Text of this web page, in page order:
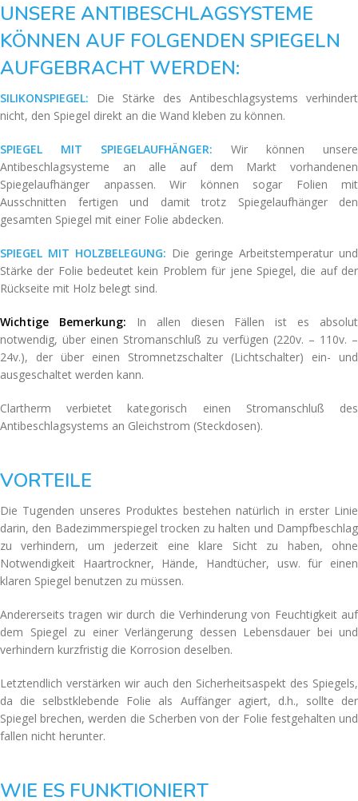
UNSERE ANTIBESCHLAGSYSTEME
KÖNNEN AUF FOLGENDEN SPIEGELN
AUFGEBRACHT WERDEN:
SILIKONSPIEGEL:
Die Stärke des Antibeschlagsystems verhindert
nicht, den Spiegel direkt an die Wand kleben zu können.
SPIEGEL MIT SPIEGELAUFHÄNGER:
Wir können unsere
Antibeschlagsysteme an alle auf dem Markt vorhandenen
Spiegelaufhänger anpassen. Wir können sogar Folien mit
Ausschnitten fertigen und damit trotz Spiegelaufhänger den
gesamten Spiegel mit einer Folie abdecken.
SPIEGEL MIT HOLZBELEGUNG: Die geringe Arbeitstemperatur und
Stärke der Folie bedeutet kein Problem für jene Spiegel, die auf der
Rückseite mit Holz belegt sind.
Wichtige Bemerkung: In allen diesen Fällen ist es absolut
notwendig, über einen Stromanschluß zu verfügen (220v. – 110v. –
24v.), der über einen Stromnetzschalter (Lichtschalter) ein- und
ausgeschaltet werden kann.
Clartherm verbietet kategorisch einen Stromanschluß des
Antibeschlagsystems an Gleichstrom (Steckdosen).
VORTEILE
Die Tugenden unseres Produktes bestehen natürlich in erster Linie
darin, den Badezimmerspiegel trocken zu halten und Dampfbeschlag
zu verhindern, um jederzeit eine klare Sicht zu haben, ohne
Notwendigkeit Haartrockner, Hände, Handtücher, usw. für einen
klaren Spiegel benutzen zu müssen.
Andererseits tragen wir durch die Verhinderung von Feuchtigkeit auf
dem Spiegel zu einer Verlängerung dessen Lebensdauer bei und
verhindern kurzfristig die Korrosion deselben.
Letztendlich verstärken wir auch den Sicherheitsaspekt des Spiegels,
da die selbstklebende Folie als Auffänger agiert, d.h., sollte der
Spiegel brechen, werden die Scherben von der Folie festgehalten und
fallen nicht herunter.
WIE ES FUNKTIONIERT